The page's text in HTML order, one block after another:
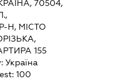
70504,
Н, МІСТО
155
Україна
100